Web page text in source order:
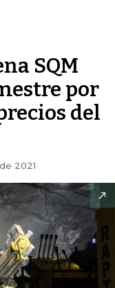
SQM
por
del
2021